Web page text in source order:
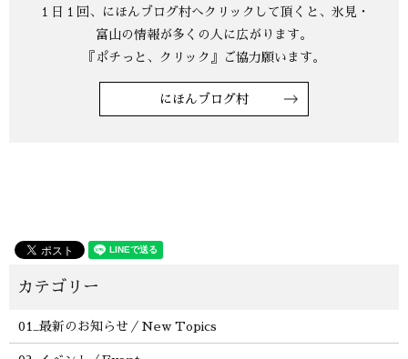
にほんブログ村
01_最新のお知らせ／New Topics